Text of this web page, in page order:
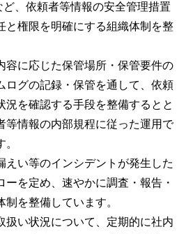
ど、依頼者等情報の安全管理措置
と権限を明確にする組織体制を整
容に応じた保管場所・保管要件の
ログの記録・保管を通して、依頼
況を確認する手段を整備するとと
等情報の内部規程に従った運用で
えい等のインシデントが発生した
ーを定め、速やかに調査・報告・
を整備しています。
扱い状況について、定期的に社内